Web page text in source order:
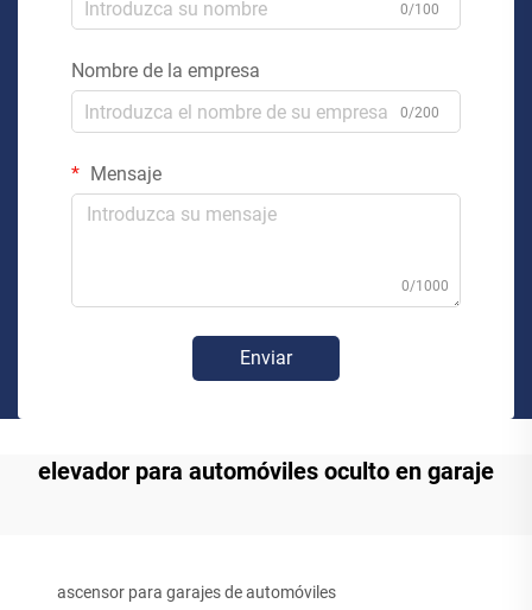
0/100
Nombre de la empresa
0/200
Mensaje
0/1000
Enviar
elevador para automóviles oculto en garaje
ascensor para garajes de automóviles